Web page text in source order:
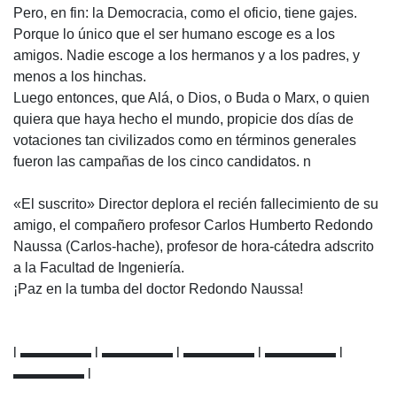
Pero, en fin: la Democracia, como el oficio, tiene gajes.
Porque lo único que el ser humano escoge es a los
amigos. Nadie escoge a los hermanos y a los padres, y
menos a los hinchas.
Luego entonces, que Alá, o Dios, o Buda o Marx, o quien
quiera que haya hecho el mundo, propicie dos días de
votaciones tan civilizados como en términos generales
fueron las campañas de los cinco candidatos. n
«El suscrito» Director deplora el recién fallecimiento de su
amigo, el compañero profesor Carlos Humberto Redondo
Naussa (Carlos-hache), profesor de hora-cátedra adscrito
a la Facultad de Ingeniería.
¡Paz en la tumba del doctor Redondo Naussa!
l ▬▬▬▬▬ l ▬▬▬▬▬ l ▬▬▬▬▬ l ▬▬▬▬▬ l
▬▬▬▬▬ l